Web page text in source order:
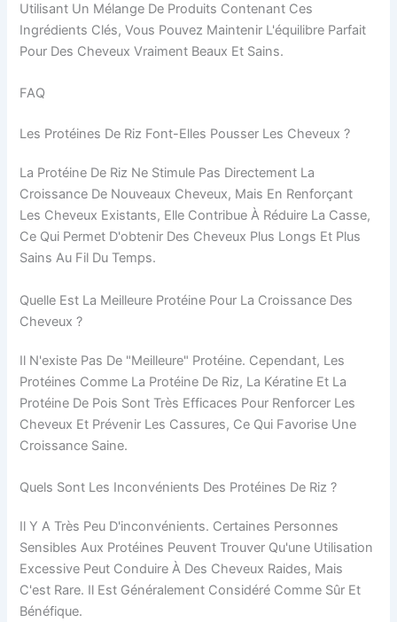
Utilisant Un Mélange De Produits Contenant Ces
Ingrédients Clés, Vous Pouvez Maintenir L'équilibre Parfait
Pour Des Cheveux Vraiment Beaux Et Sains.
FAQ
Les Protéines De Riz Font-Elles Pousser Les Cheveux ?
La Protéine De Riz Ne Stimule Pas Directement La
Croissance De Nouveaux Cheveux, Mais En Renforçant
Les Cheveux Existants, Elle Contribue À Réduire La Casse,
Ce Qui Permet D'obtenir Des Cheveux Plus Longs Et Plus
Sains Au Fil Du Temps.
Quelle Est La Meilleure Protéine Pour La Croissance Des
Cheveux ?
Il N'existe Pas De "meilleure" Protéine. Cependant, Les
Protéines Comme La Protéine De Riz, La Kératine Et La
Protéine De Pois Sont Très Efficaces Pour Renforcer Les
Cheveux Et Prévenir Les Cassures, Ce Qui Favorise Une
Croissance Saine.
Quels Sont Les Inconvénients Des Protéines De Riz ?
Il Y A Très Peu D'inconvénients. Certaines Personnes
Sensibles Aux Protéines Peuvent Trouver Qu'une Utilisation
Excessive Peut Conduire À Des Cheveux Raides, Mais
C'est Rare. Il Est Généralement Considéré Comme Sûr Et
Bénéfique.